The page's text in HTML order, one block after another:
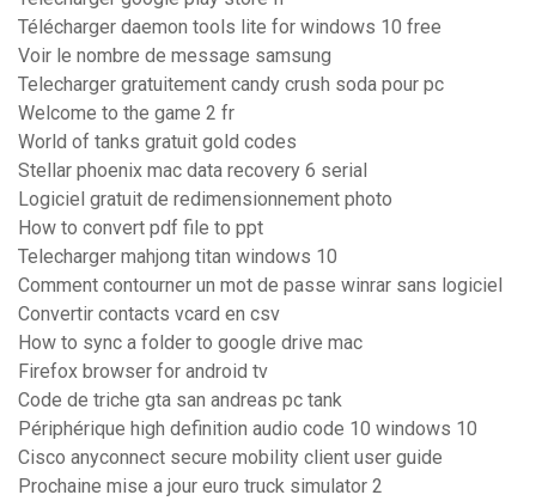
Télécharger daemon tools lite for windows 10 free
Voir le nombre de message samsung
Telecharger gratuitement candy crush soda pour pc
Welcome to the game 2 fr
World of tanks gratuit gold codes
Stellar phoenix mac data recovery 6 serial
Logiciel gratuit de redimensionnement photo
How to convert pdf file to ppt
Telecharger mahjong titan windows 10
Comment contourner un mot de passe winrar sans logiciel
Convertir contacts vcard en csv
How to sync a folder to google drive mac
Firefox browser for android tv
Code de triche gta san andreas pc tank
Périphérique high definition audio code 10 windows 10
Cisco anyconnect secure mobility client user guide
Prochaine mise a jour euro truck simulator 2